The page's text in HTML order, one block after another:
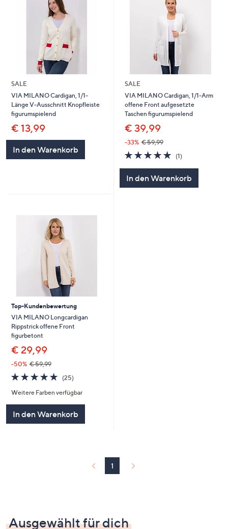
SALE
VIA MILANO Cardigan, 1/1-
Länge V-Ausschnitt Knopfleiste
figurumspielend
€ 13,99
In den Warenkorb
SALE
VIA MILANO Cardigan, 1/1-Arm
offene Front aufgesetzte
Taschen figurumspielend
€ 39,99
-33% € 59,99
5.0
von
(1)1
In den Warenkorb
Top-Kundenbewertung
VIA MILANO Longcardigan
Rippstrick offene Front
figurbetont
€ 29,99
-50% € 59,99
4.7
von
5
(25)
Weitere Farben verfügbar
In den Warenkorb
1
Ausgewählt für dich